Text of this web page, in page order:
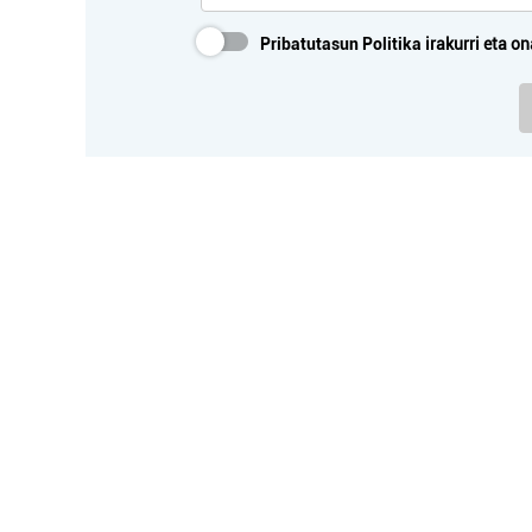
Pribatutasun Politika irakurri eta